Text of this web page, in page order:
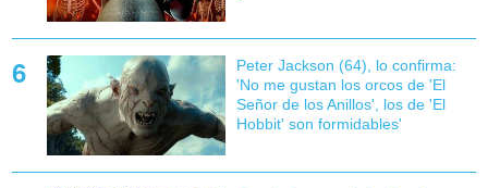
Peter Jackson (64), lo confirma:
'No me gustan los orcos de 'El
Señor de los Anillos', los de 'El
Hobbit' son formidables'